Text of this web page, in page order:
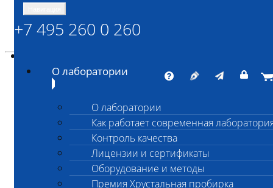
ШАНС БИО
Независимая ветеринарная лаборатория
+7 495 260 0 260
О лаборатории
О лаборатории
Как работает современная
Контроль качества
Лицензии и сертификаты
Оборудование и методы
Премия Хрустальная пробирка